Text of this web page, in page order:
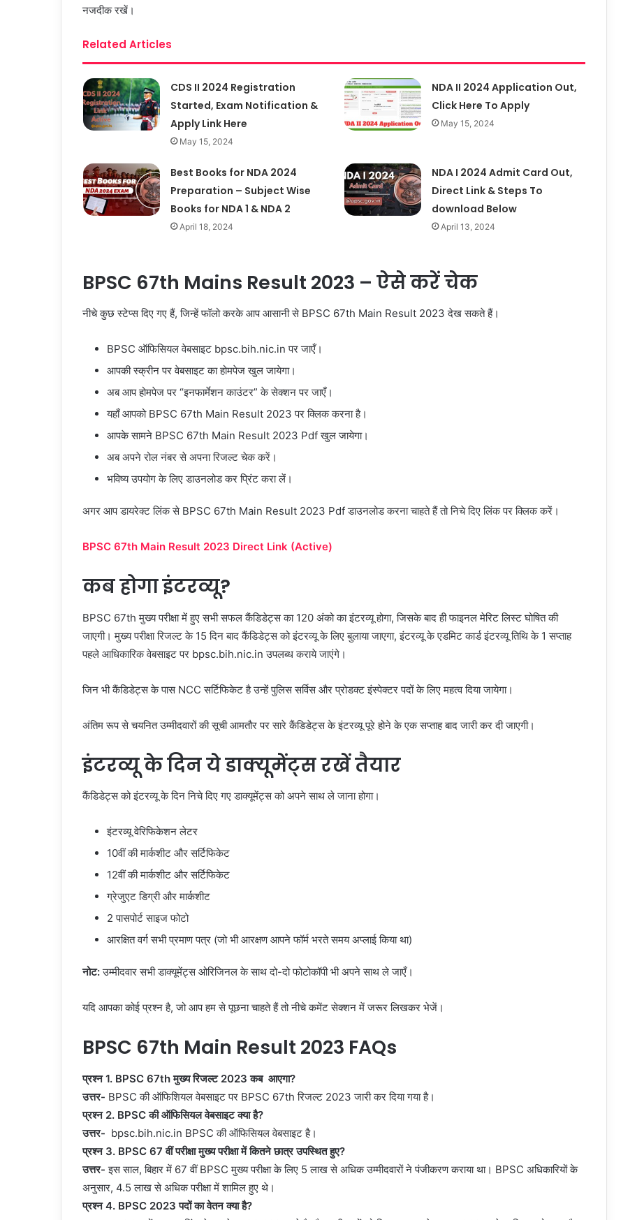
नजदीक रखें।
Related Articles
CDS II 2024 Registration
Started, Exam Notification &
Apply Link Here
May 15, 2024
NDA II 2024 Application Out,
Click Here To Apply
May 15, 2024
Best Books for NDA 2024
Preparation – Subject Wise
Books for NDA 1 & NDA 2
April 18, 2024
NDA I 2024 Admit Card Out,
Direct Link & Steps To
download Below
April 13, 2024
BPSC 67th Mains Result 2023 – ऐसे करें चेक
नीचे कुछ स्टेप्स दिए गए हैं, जिन्हें फॉलो करके आप आसानी से BPSC 67th Main Result 2023 देख सकते हैं।
BPSC ऑफिसियल वेबसाइट bpsc.bih.nic.in पर जाएँ।
आपकी स्क्रीन पर वेबसाइट का होमपेज खुल जायेगा।
अब आप होमपेज पर “इनफार्मेशन काउंटर” के सेक्शन पर जाएँ।
यहाँ आपको BPSC 67th Main Result 2023 पर क्लिक करना है।
आपके सामने BPSC 67th Main Result 2023 Pdf खुल जायेगा।
अब अपने रोल नंबर से अपना रिजल्ट चेक करें।
भविष्य उपयोग के लिए डाउनलोड कर प्रिंट करा लें।
अगर आप डायरेक्ट लिंक से BPSC 67th Main Result 2023 Pdf डाउनलोड करना चाहते हैं तो निचे दिए लिंक पर क्लिक करें।
BPSC 67th Main Result 2023 Direct Link (Active)
कब होगा इंटरव्यू?
BPSC 67th मुख्य परीक्षा में हुए सभी सफल कैंडिडेट्स का 120 अंको का इंटरव्यू होगा, जिसके बाद ही फाइनल मेरिट लिस्ट घोषित की
जाएगी। मुख्य परीक्षा रिजल्ट के 15 दिन बाद कैंडिडेट्स को इंटरव्यू के लिए बुलाया जाएगा, इंटरव्यू के एडमिट कार्ड इंटरव्यू तिथि के 1 सप्ताह
पहले आधिकारिक वेबसाइट पर bpsc.bih.nic.in उपलब्ध कराये जाएंगे।
जिन भी कैंडिडेट्स के पास NCC सर्टिफिकेट है उन्हें पुलिस सर्विस और प्रोडक्ट इंस्पेक्टर पदों के लिए महत्व दिया जायेगा।
अंतिम रूप से चयनित उम्मीदवारों की सूची आमतौर पर सारे कैंडिडेट्स के इंटरव्यू पूरे होने के एक सप्ताह बाद जारी कर दी जाएगी।
इंटरव्यू के दिन ये डाक्यूमेंट्स रखें तैयार
कैंडिडेट्स को इंटरव्यू के दिन निचे दिए गए डाक्यूमेंट्स को अपने साथ ले जाना होगा।
इंटरव्यू वेरिफिकेशन लेटर
10वीं की मार्कशीट और सर्टिफिकेट
12वीं की मार्कशीट और सर्टिफिकेट
ग्रेजुएट डिग्री और मार्कशीट
2 पासपोर्ट साइज फोटो
आरक्षित वर्ग सभी प्रमाण पत्र (जो भी आरक्षण आपने फॉर्म भरते समय अप्लाई किया था)
नोट:उम्मीदवार सभी डाक्यूमेंट्स ओरिजिनल के साथ दो-दो फोटोकॉपी भी अपने साथ ले जाएँ।
यदि आपका कोई प्रश्न है, जो आप हम से पूछना चाहते हैं तो नीचे कमेंट सेक्शन में जरूर लिखकर भेजें।
BPSC 67th Main Result 2023 FAQs
प्रश्न 1. BPSC 67th मुख्य रिजल्ट 2023 कब आएगा?
उत्तर- BPSC की ऑफिशियल वेबसाइट पर BPSC 67th रिजल्ट 2023 जारी कर दिया गया है।
प्रश्न 2. BPSC की ऑफिसियल वेबसाइट क्या है?
उत्तर- bpsc.bih.nic.in BPSC की ऑफिसियल वेबसाइट है।
प्रश्न 3. BPSC 67 वीं परीक्षा मुख्य परीक्षा में कितने छात्र उपस्थित हुए?
उत्तर-इस साल, बिहार में 67 वीं BPSC मुख्य परीक्षा के लिए 5 लाख से अधिक उम्मीदवारों ने पंजीकरण कराया था। BPSC अधिकारियों के
अनुसार, 4.5 लाख से अधिक परीक्षा में शामिल हुए थे।
प्रश्न 4. BPSC 2023 पदों का वेतन क्या है?